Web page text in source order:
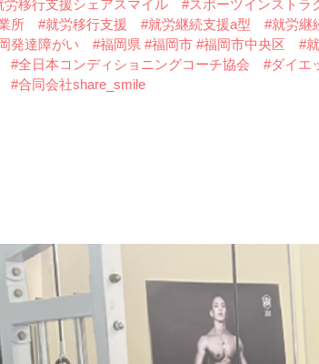
労移行支援シェアスマイル #スポーツインストラ
所
#就労移行支援 #就労継続支援a型 #就労継
発達障がい
#福岡県 #福岡市 #福岡市中央区 #
#全日本コンディショニングコーチ協会 #ダイエ
#合同会社share_smile